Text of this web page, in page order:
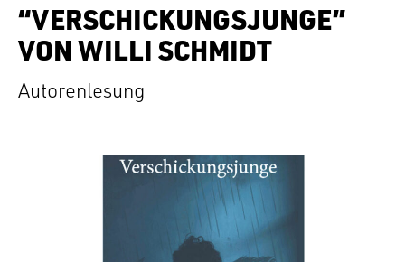
“VERSCHICKUNGSJUNGE”
VON WILLI SCHMIDT
Autorenlesung